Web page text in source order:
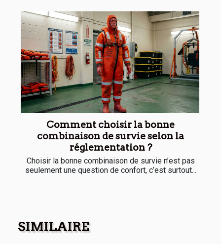
Comment choisir la bonne
combinaison de survie selon la
réglementation ?
Choisir la bonne combinaison de survie n’est pas
seulement une question de confort, c’est surtout...
SIMILAIRE